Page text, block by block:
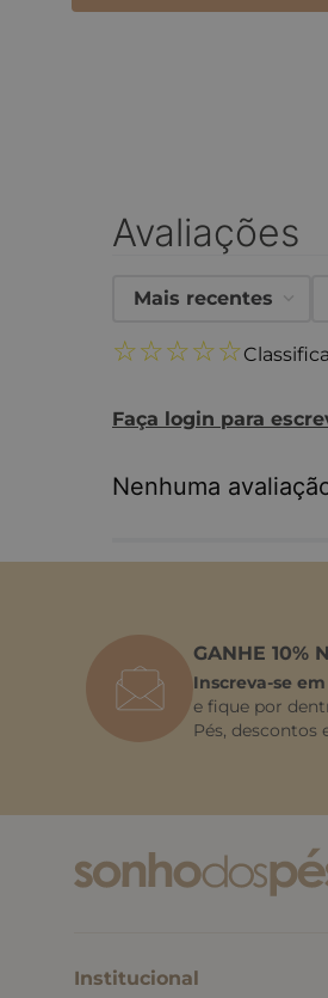
Avaliações
☆☆☆☆☆
Faça login para
Mais recentes
Nenhuma
GANHE 10%
Inscreva-se
e fique por
Pés, descontos
Institucional